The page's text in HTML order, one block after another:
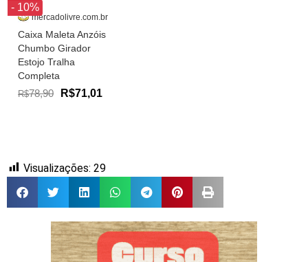
- 10%
mercadolivre.com.br
Caixa Maleta Anzóis
Chumbo Girador
Estojo Tralha
Completa
R$78,90 R$71,01
Visualizações: 29